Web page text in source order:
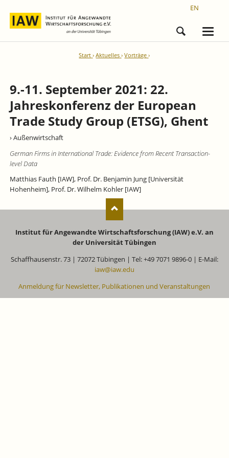
EN
Start Aktuelles Vorträge
9.-11. September 2021: 22.
Jahreskonferenz der European
Trade Study Group (ETSG), Ghent
› Außenwirtschaft
German Firms in International Trade: Evidence from Recent Transaction-
level Data
Matthias Fauth [IAW], Prof. Dr. Benjamin Jung [Universität
Hohenheim], Prof. Dr. Wilhelm Kohler [IAW]
Institut für Angewandte Wirtschaftsforschung (IAW) e.V. an
der Universität Tübingen
Schaffhausenstr. 73 | 72072 Tübingen | Tel: +49 7071 9896-0 | E-Mail:
iaw@iaw.edu
Anmeldung für Newsletter, Publikationen und Veranstaltungen